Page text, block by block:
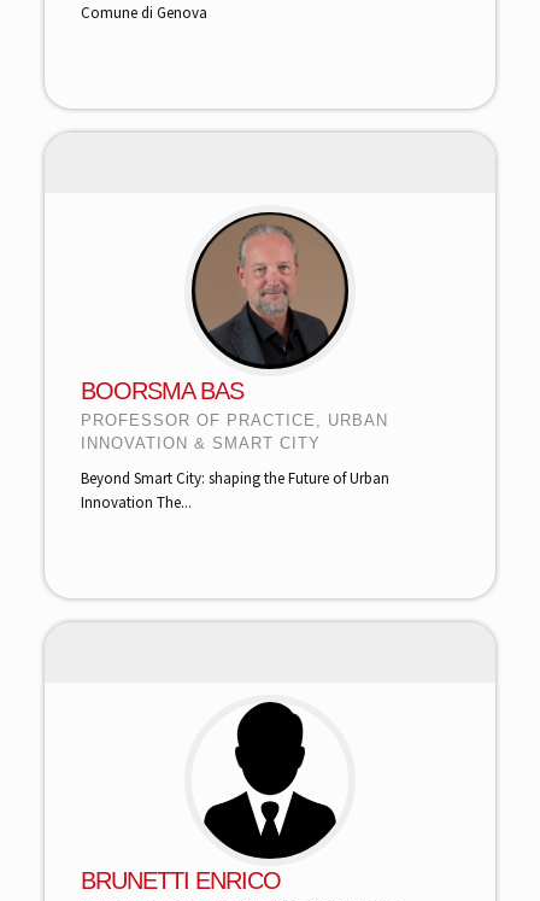
Comune di Genova
BOORSMA BAS
PROFESSOR OF PRACTICE, URBAN
INNOVATION & SMART CITY
Beyond Smart City: shaping the Future of Urban
Innovation The...
BRUNETTI ENRICO